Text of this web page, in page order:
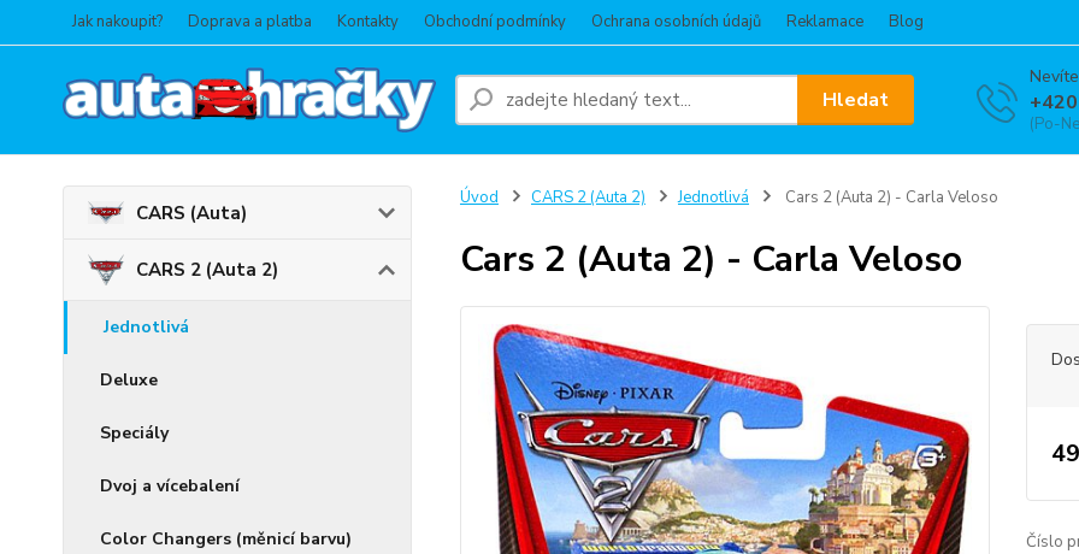
Jak nakoupit? Doprava a platba Kontakty Obchodní podmínky Ochrana osobních údajů Reklamace Blog
Hledat
(Po-
CARS (Auta)
CARS 2 (Auta 2)
Jednotlivá
Deluxe
Speciály
Dvoj a vícebalení
Color Changers (měnicí barvu)
Úvod CARS 2 (Auta 2) Jednotlivá Cars 2 (Auta 2) - Carla Veloso
Cars 2 (Auta 2) - Carla Veloso
Číslo